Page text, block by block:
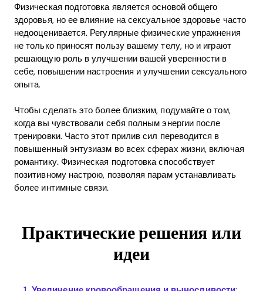
Физическая подготовка является основой общего
здоровья, но ее влияние на сексуальное здоровье часто
недооценивается. Регулярные физические упражнения
не только приносят пользу вашему телу, но и играют
решающую роль в улучшении вашей уверенности в
себе, повышении настроения и улучшении сексуального
опыта.
Чтобы сделать это более близким, подумайте о том,
когда вы чувствовали себя полным энергии после
тренировки. Часто этот прилив сил переводится в
повышенный энтузиазм во всех сферах жизни, включая
романтику. Физическая подготовка способствует
позитивному настрою, позволяя парам устанавливать
более интимные связи.
Практические решения или
идеи